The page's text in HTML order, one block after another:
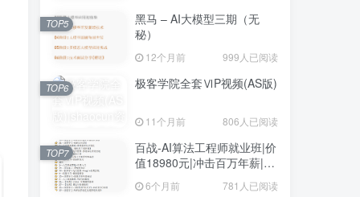
黑马 – AI大模型三期（无
秘）
12个月前 999人已阅读
TOP5
极客学院全套ⅥP视频(AS版)
11个月前 806人已阅读
TOP6
百战-AI算法工程师就业班|价
值18980元|冲击百万年薪|完
结无秘
6个月前 781人已阅读
TOP7